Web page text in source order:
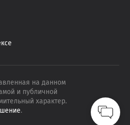
на данном
и публичной
характер.
.